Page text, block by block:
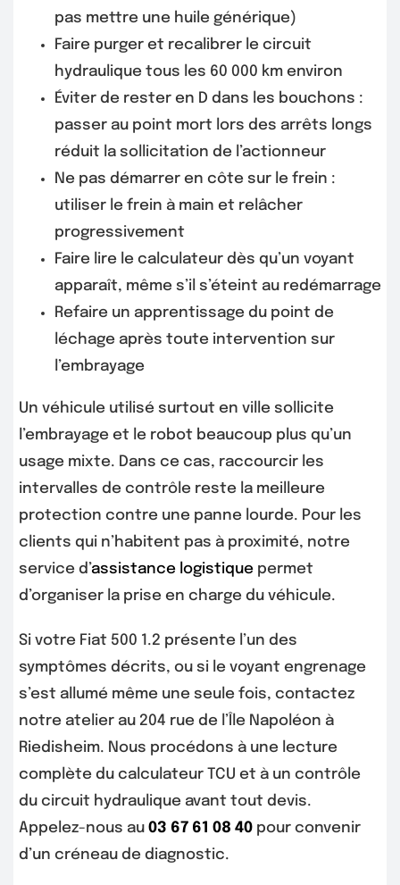
pas mettre une huile générique)
Faire purger et recalibrer le circuit
hydraulique tous les 60 000 km environ
Éviter de rester en D dans les bouchons :
passer au point mort lors des arrêts longs
réduit la sollicitation de l’actionneur
Ne pas démarrer en côte sur le frein :
utiliser le frein à main et relâcher
progressivement
Faire lire le calculateur dès qu’un voyant
apparaît, même s’il s’éteint au redémarrage
Refaire un apprentissage du point de
léchage après toute intervention sur
l’embrayage
Un véhicule utilisé surtout en ville sollicite
l’embrayage et le robot beaucoup plus qu’un
usage mixte. Dans ce cas, raccourcir les
intervalles de contrôle reste la meilleure
protection contre une panne lourde. Pour les
clients qui n’habitent pas à proximité, notre
service d’assistance logistique permet
d’organiser la prise en charge du véhicule.
Si votre Fiat 500 1.2 présente l’un des
symptômes décrits, ou si le voyant engrenage
s’est allumé même une seule fois, contactez
notre atelier au 204 rue de l’Île Napoléon à
Riedisheim. Nous procédons à une lecture
complète du calculateur TCU et à un contrôle
du circuit hydraulique avant tout devis.
Appelez-nous au 03 67 61 08 40 pour convenir
d’un créneau de diagnostic.